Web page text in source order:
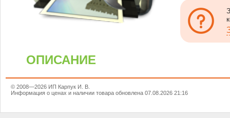
ОПИСАНИЕ
© 2008—2026 ИП Карпук И. В.
Информация о ценах и наличии товара обновлена 07.08.2026 21:16